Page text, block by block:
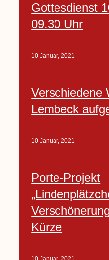
Gottesdienst
09.30 Uhr
10 Januar, 2021
Verschiedene
Lembeck
10 Januar, 2021
Porte-Projekt
Kürze
10 Januar, 2021